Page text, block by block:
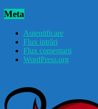
Meta
Autentificare
Flux intrări
Flux comentarii
WordPress.org